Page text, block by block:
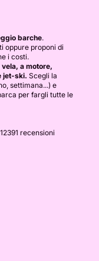
barche.
oppure proponi di
i costi.
a motore,
jet-ski. Scegli la
settimana...) e
per fargli tutte le
recensioni